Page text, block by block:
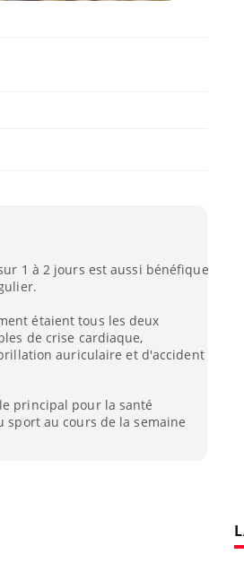
1 à 2 jours est aussi bénéfique
étaient tous les deux
de crise cardiaque,
auriculaire et d'accident
principal pour la santé
sport au cours de la semaine